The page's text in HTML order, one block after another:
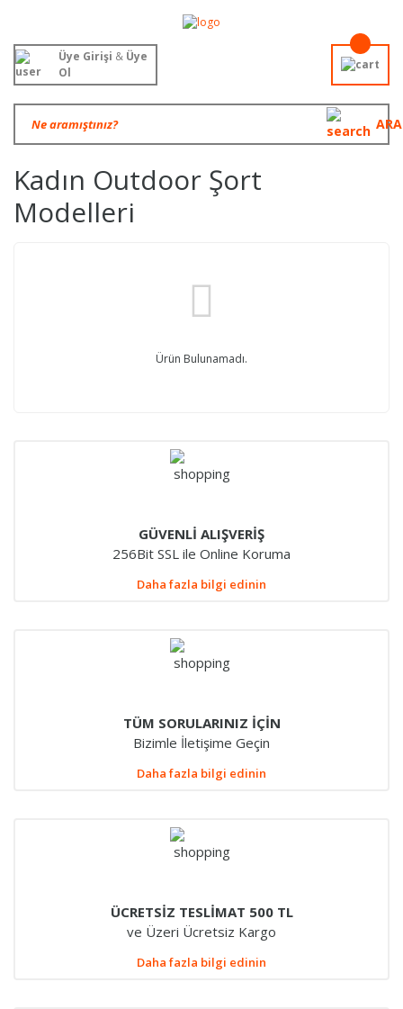
ARA
Üye Girişi &Üye
Ol
Kadın Outdoor Şort
Modelleri
Ürün Bulunamadı.
GÜVENLİ ALIŞVERİŞ
256Bit SSL ile Online Koruma
Daha fazla bilgi edinin
TÜM SORULARINIZ İÇİN
Bizimle İletişime Geçin
Daha fazla bilgi edinin
ÜCRETSİZ TESLİMAT 500 TL
ve Üzeri Ücretsiz Kargo
Daha fazla bilgi edinin